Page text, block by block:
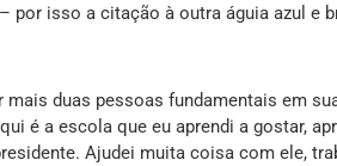
por isso a citação à outra águia azul e
duas pessoas fundamentais em
é a escola que eu aprendi a gostar,
Ajudei muita coisa com ele,